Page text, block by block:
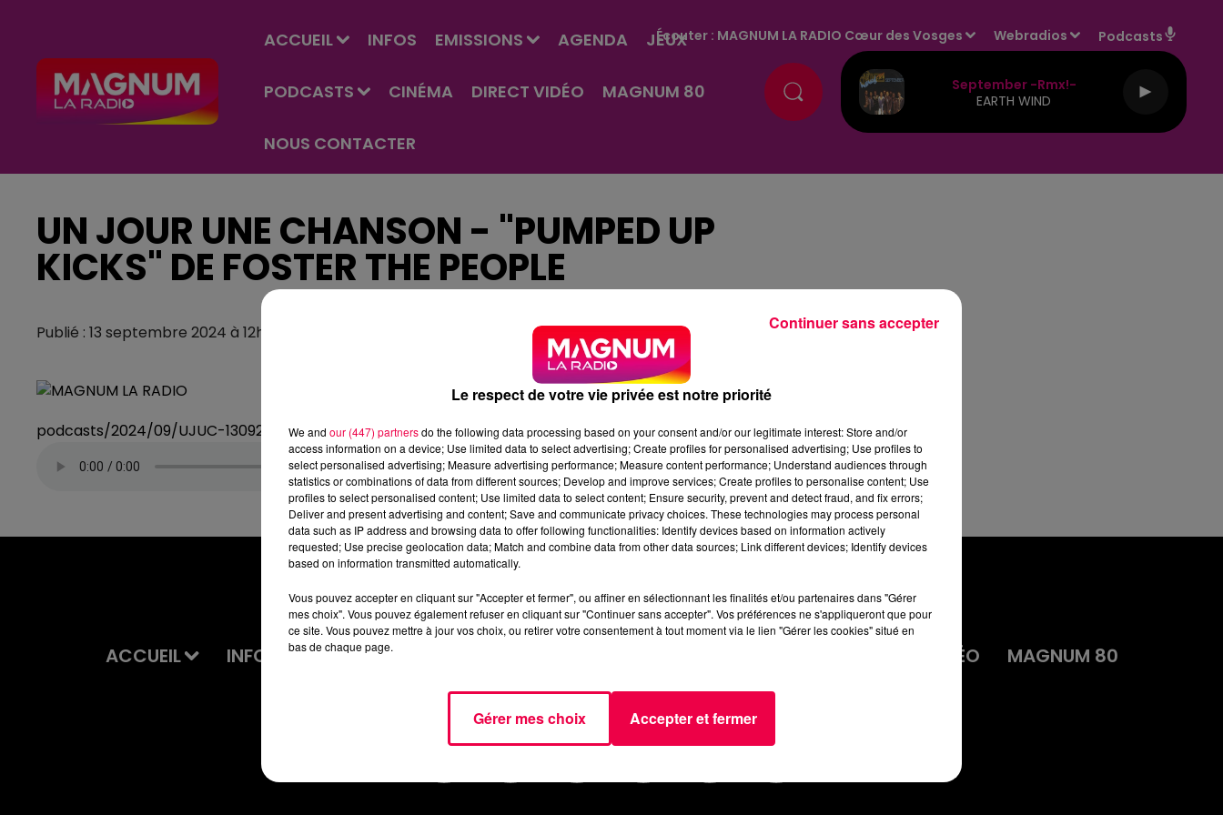
ACCUEIL INFOS EMISSIONS AGENDA JEUX
PODCASTS CINÉMA DIRECT VIDÉO MAGNUM 80
NOUS CONTACTER
Écouter : MAGNUM LA RADIO Cœur des Vosges Webradios Podcasts
September -rmx!-
EARTH WIND
UN JOUR UNE CHANSON - "PUMPED UP
KICKS" DE FOSTER THE PEOPLE
Publié : 13 septembre 2024 à 12h35
podcasts/2024/09/UJUC-13092024.mp3
ACCUEIL INFOS EMISSIONS DIRECT VIDÉO
MAGNUM 80
NOUS CONTACTER
Le respect de votre vie privée est notre priorité
We and our (447) partnersdo the following data processing based on your consent and/or our legitimate interest: Store and/or
access information on a device; Use limited data to select advertising; Create profiles for personalised advertising; Use profiles to
select personalised advertising; Measure advertising performance; Measure content performance; Understand audiences through
statistics or combinations of data from different sources; Develop and improve services; Create profiles to personalise content; Use
profiles to select personalised content; Use limited data to select content; Ensure security, prevent and detect fraud, and fix errors;
Deliver and present advertising and content; Save and communicate privacy choices. These technologies may process personal
data such as IP address and browsing data to offer following functionalities: Identify devices based on information actively
requested; Use precise geolocation data; Match and combine data from other data sources; Link different devices; Identify devices
based on information transmitted automatically.
Vous pouvez accepter en cliquant sur "Accepter et fermer", ou affiner en sélectionnant les finalités et/ou partenaires dans "Gérer
mes choix". Vous pouvez également refuser en cliquant sur "Continuer sans accepter". Vos préférences ne s'appliqueront que pour
ce site. Vous pouvez mettre à jour vos choix, ou retirer votre consentement à tout moment via le lien "Gérer les cookies" situé en
bas de chaque page.
Gérer mes choix Accepter et fermer
Continuer sans accepter